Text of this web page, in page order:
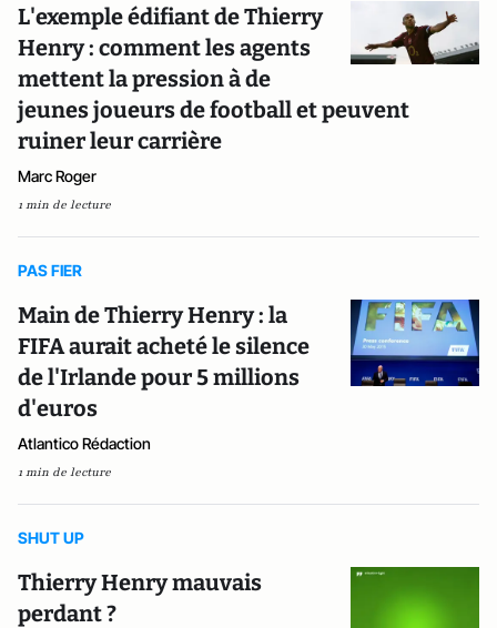
L'exemple édifiant de Thierry
Henry : comment les agents
mettent la pression à de
jeunes joueurs de football et peuvent
ruiner leur carrière
Marc Roger
1 min de lecture
PAS FIER
Main de Thierry Henry : la
FIFA aurait acheté le silence
de l'Irlande pour 5 millions
d'euros
Atlantico Rédaction
1 min de lecture
SHUT UP
Thierry Henry mauvais
perdant ?